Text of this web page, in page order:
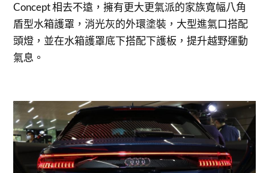
Concept 相去不遠，擁有更大更氣派的家族寬幅八角
盾型水箱護罩，消光灰的外環塗裝，大型進氣口搭配
頭燈，並在水箱護罩底下搭配下護板，提升越野運動
氣息。